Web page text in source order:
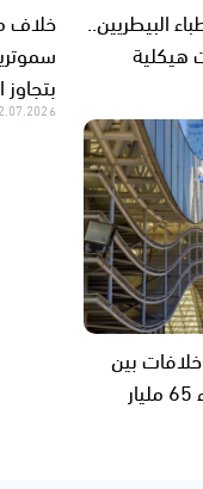
البيطريين..
هيكلية
خلاف
بين
المالية والأمن تكشف عبء 65 مليار